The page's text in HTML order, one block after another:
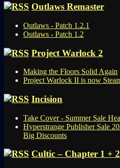
Outlaws Remaster
Outlaws - Patch 1.2.1
Outlaws - Patch 1.2
Project Warlock 2
Making the Floors Solid Again
Project Warlock II is now
Incision
Take Cover - Summer Sale
Hyperstrange Publisher Sale
Big Discounts
Cultic – Chapter 1 + 2